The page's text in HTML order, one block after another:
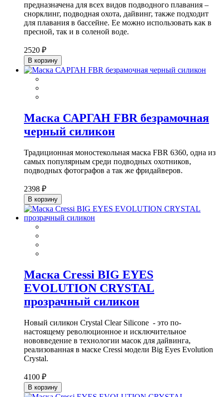
предназначена для всех видов подводного плавания –
снорклинг, подводная охота, дайвинг, также подходит
для плавания в бассейне. Ее можно использовать как в
пресной, так и в соленой воде.
2520 ₽
В корзину
Маска САРГАН FBR безрамочная
черный силикон
Традиционная моностекольная маска FBR 6360, одна из
самых популярным среди подводных охотников,
подводных фотографов а так же фридайверов.
2398 ₽
В корзину
Маска Cressi BIG EYES
EVOLUTION CRYSTAL
прозрачный силикон
Новый силикон Crystal Clear Silicone - это по-
настоящему революционное и исключительное
нововведение в технологии масок для дайвинга,
реализованная в маске Cressi модели Big Eyes Evolution
Crystal.
4100 ₽
В корзину